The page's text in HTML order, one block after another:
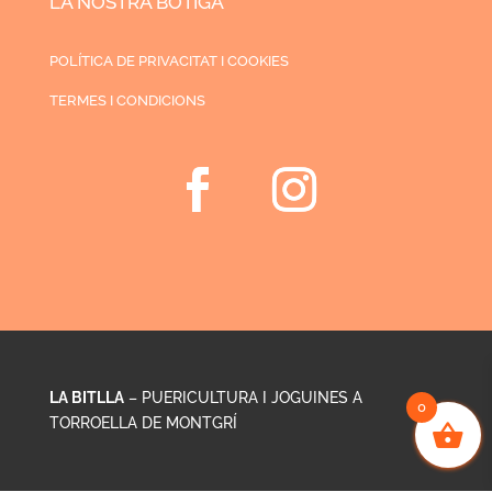
POLÍTICA DE PRIVACITAT I COOKIES
TERMES I CONDICIONS
LA BITLLA– PUERICULTURA I JOGUINES A
TORROELLA DE MONTGRÍ
0